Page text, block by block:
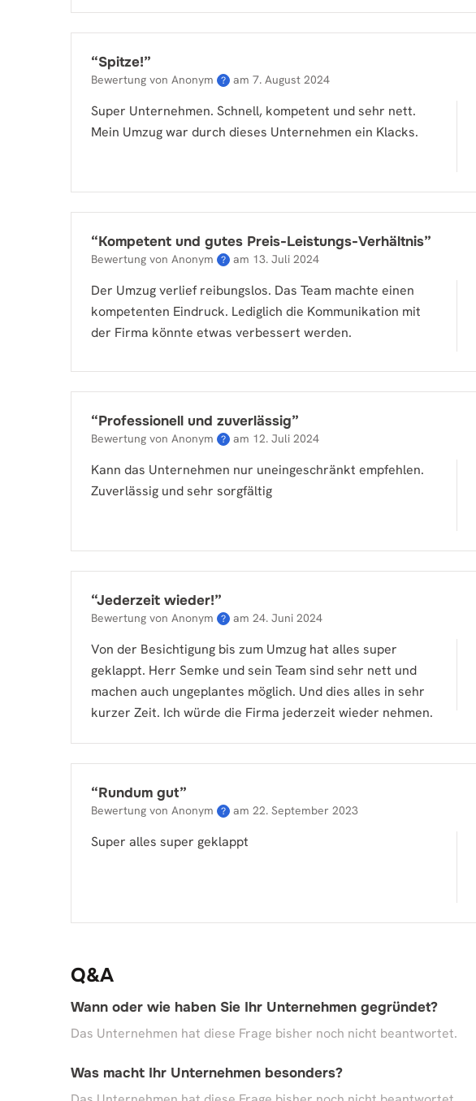
“Spitze!”
Bewertung von Anonym ? am 7. August 2024
Super Unternehmen. Schnell, kompetent und sehr nett.
Mein Umzug war durch dieses Unternehmen ein Klacks.
“Kompetent und gutes Preis-Leistungs-Verhältnis”
Bewertung von Anonym ? am 13. Juli 2024
Der Umzug verlief reibungslos. Das Team machte einen
kompetenten Eindruck. Lediglich die Kommunikation mit
der Firma könnte etwas verbessert werden.
“Professionell und zuverlässig”
Bewertung von Anonym ? am 12. Juli 2024
Kann das Unternehmen nur uneingeschränkt empfehlen.
Zuverlässig und sehr sorgfältig
“Jederzeit wieder!”
Bewertung von Anonym ? am 24. Juni 2024
Von der Besichtigung bis zum Umzug hat alles super
geklappt. Herr Semke und sein Team sind sehr nett und
machen auch ungeplantes möglich. Und dies alles in sehr
kurzer Zeit. Ich würde die Firma jederzeit wieder nehmen.
“Rundum gut”
Bewertung von Anonym ? am 22. September 2023
Super alles super geklappt
Q&A
Wann oder wie haben Sie Ihr Unternehmen gegründet?
Das Unternehmen hat diese Frage bisher noch nicht beantwortet.
Was macht Ihr Unternehmen besonders?